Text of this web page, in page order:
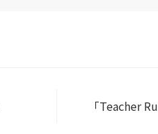
「Teacher